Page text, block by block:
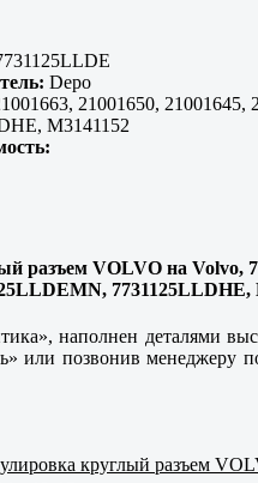
Depo
21001650,
M3141152
разъем VOLVO на Volvo,
7731125LLDHE,
наполнен деталями
или позвонив
круглый разъем